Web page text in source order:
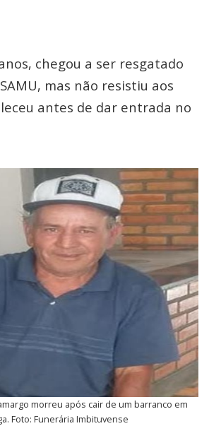
chegou a ser resgatado
mas não resistiu aos
antes de dar entrada no
morreu após cair de um barranco em
Foto: Funerária Imbituvense